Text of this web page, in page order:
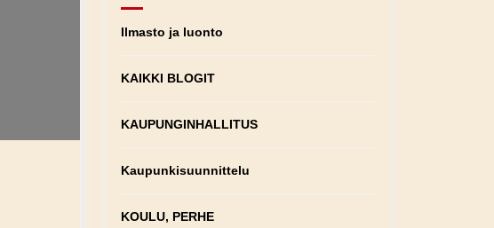
Ilmasto ja luonto
KAIKKI BLOGIT
KAUPUNGINHALLITUS
Kaupunkisuunnittelu
KOULU, PERHE